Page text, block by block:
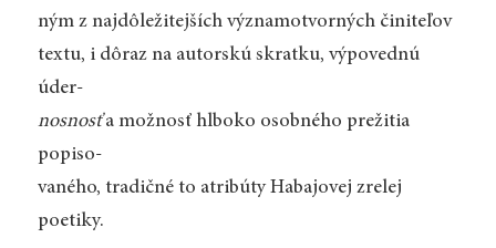
ným z najdôležitejších významotvorných činiteľov
textu, i dôraz na autorskú skratku, výpovednú
úder-
nosnosťa možnosť hlboko osobného prežitia
popiso-
vaného, tradičné to atribúty Habajovej zrelej
poetiky.